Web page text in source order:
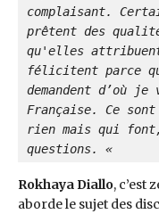
complaisant.
prêtent des
qu'elles attribuent
félicitent parce
demandent d’où
Française. Ce
rien mais qui
questions. «
Rokhaya Diallo, c’est
aborde le sujet des